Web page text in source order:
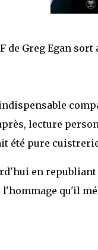
de Greg Egan
lecture
été pure
en
qu'il